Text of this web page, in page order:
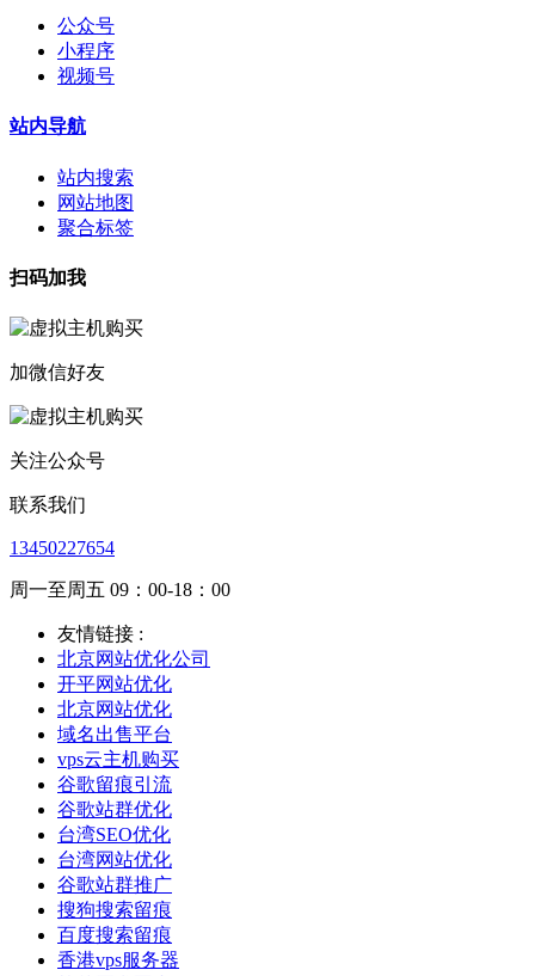
公众号
小程序
视频号
站内导航
站内搜索
网站地图
聚合标签
扫码加我
加微信好友
关注公众号
联系我们
13450227654
周一至周五 09：00-18：00
友情链接 :
北京网站优化公司
开平网站优化
北京网站优化
域名出售平台
vps云主机购买
谷歌留痕引流
谷歌站群优化
台湾SEO优化
台湾网站优化
谷歌站群推广
搜狗搜索留痕
百度搜索留痕
香港vps服务器